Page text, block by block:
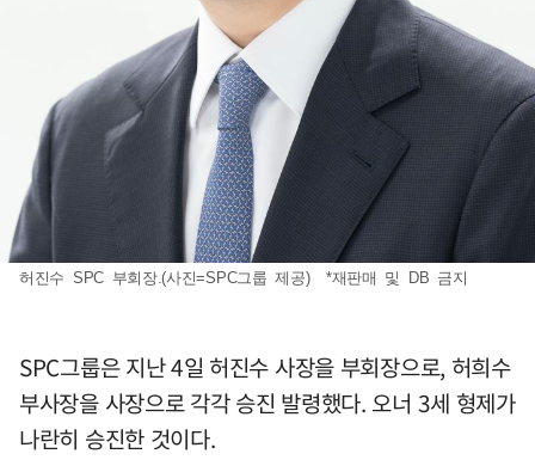
허진수 SPC 부회장.(사진=SPC그룹 제공) *재판매 및 DB 금지
SPC그룹은 지난 4일 허진수 사장을 부회장으로, 허희수
부사장을 사장으로 각각 승진 발령했다. 오너 3세 형제가
나란히 승진한 것이다.